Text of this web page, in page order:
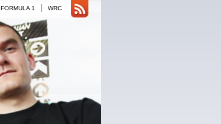
FORMULA 1 WRC